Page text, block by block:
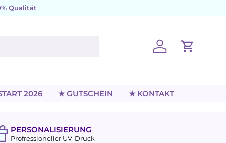
Qualität
Einloggen
2026 ★ GUTSCHEIN ★ KONTAKT
PERSONALISIERUNG
Profressioneller UV-Druck